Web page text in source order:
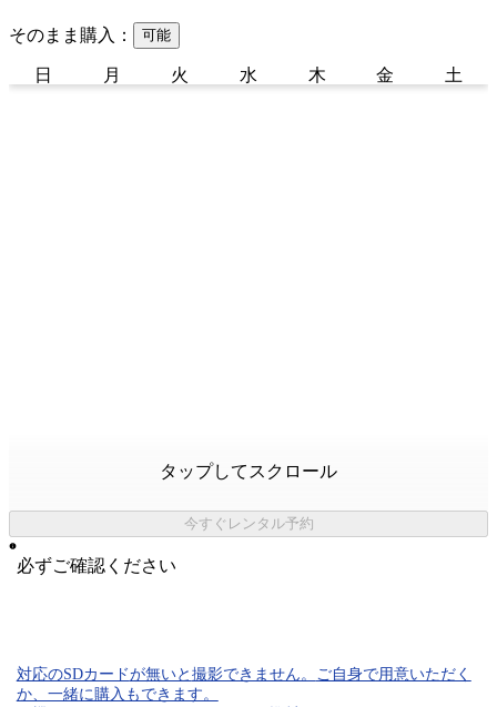
そのまま購入： 可能
日 月 火 水 木 金 土
タップしてスクロール
今すぐレンタル予約
必ずご確認ください
対応のSDカードが無いと 撮影できません。 ご自身で用意いただく
か、一緒に購入もできます。